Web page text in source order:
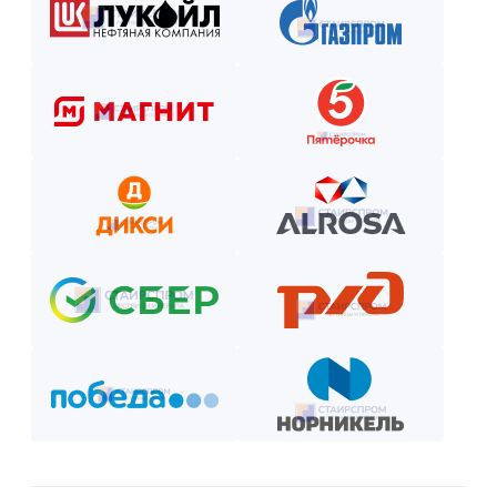
Выберите способ оплаты из предложенных.
Внесите предоплату (если требуется).
Отслеживайте этапы производства и монтажа.
Оплатите остаток после приёмки —
и наслаждайтесь новой конструкцией!